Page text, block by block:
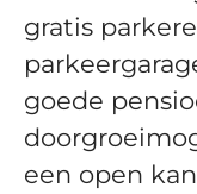
gratis
goede
een open